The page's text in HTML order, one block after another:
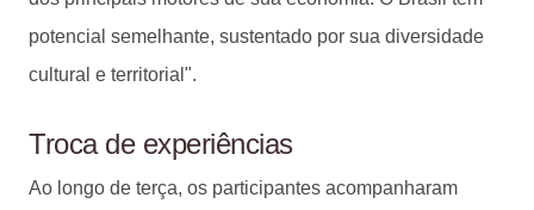
potencial semelhante, sustentado por sua diversidade
cultural e territorial".
Troca de experiências
Ao longo de terça, os participantes acompanharam